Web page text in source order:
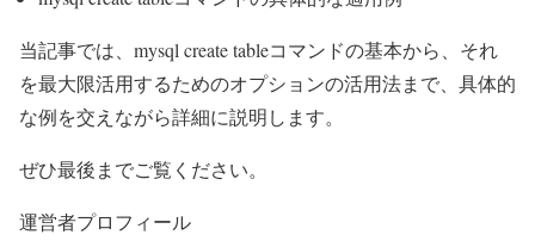
当記事では、mysql create tableコマンドの基本から、それ
を最大限活用するためのオプションの活用法まで、具体的
な例を交えながら詳細に説明します。
ぜひ最後までご覧ください。
運営者プロフィール